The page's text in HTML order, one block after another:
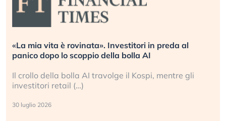
«La mia vita è rovinata». Investitori in preda al
panico dopo lo scoppio della bolla AI
Il crollo della bolla AI travolge il Kospi, mentre gli
investitori retail (…)
30 luglio 2026